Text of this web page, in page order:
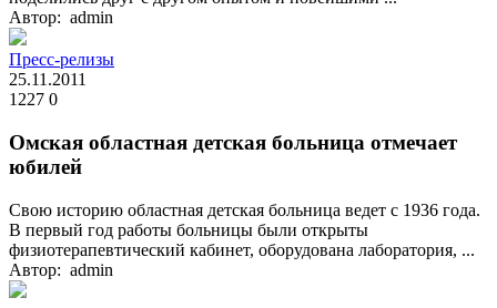
Автор: admin
Пресс-релизы
25.11.2011
1227 0
Омская областная детская больница отмечает
юбилей
Свою историю областная детская больница ведет с 1936 года.
В первый год работы больницы были открыты
физиотерапевтический кабинет, оборудована лаборатория, ...
Автор: admin